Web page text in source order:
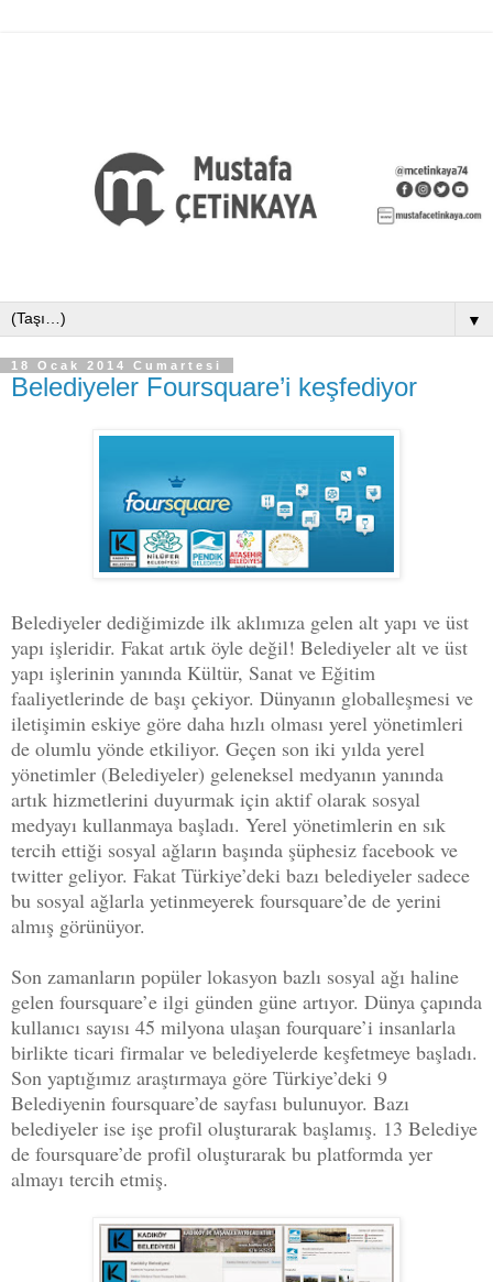
▼
18 Ocak 2014 Cumartesi
Belediyeler Foursquare’i keşfediyor
Belediyeler dediğimizde ilk aklımıza gelen alt yapı ve üst
yapı işleridir. Fakat artık öyle değil! Belediyeler alt ve üst
yapı işlerinin yanında Kültür, Sanat ve Eğitim
faaliyetlerinde de başı çekiyor. Dünyanın globalleşmesi ve
iletişimin eskiye göre daha hızlı olması yerel yönetimleri
de olumlu yönde etkiliyor. Geçen son iki yılda yerel
yönetimler (Belediyeler) geleneksel medyanın yanında
artık hizmetlerini duyurmak için aktif olarak sosyal
medyayı kullanmaya başladı. Yerel yönetimlerin en sık
tercih ettiği sosyal ağların başında şüphesiz facebook ve
twitter geliyor. Fakat Türkiye’deki bazı belediyeler sadece
bu sosyal ağlarla yetinmeyerek foursquare’de de yerini
almış görünüyor.
Son zamanların popüler lokasyon bazlı sosyal ağı haline
gelen foursquare’e ilgi günden güne artıyor. Dünya çapında
kullanıcı sayısı 45 milyona ulaşan fourquare’i insanlarla
birlikte ticari firmalar ve belediyelerde keşfetmeye başladı.
Son yaptığımız araştırmaya göre Türkiye’deki 9
Belediyenin foursquare’de sayfası bulunuyor. Bazı
belediyeler ise işe profil oluşturarak başlamış. 13 Belediye
de foursquare’de profil oluşturarak bu platformda yer
almayı tercih etmiş.